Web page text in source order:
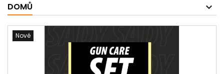
DOMŮ
Nové